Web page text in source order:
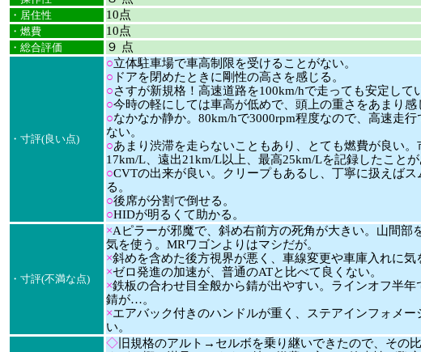
・居住性 10点
・燃費 10点
・総合評価 ９ 点
・寸評(良い点)
○立体駐車場で車高制限を受けることがない。
○ ドアを閉めたときに剛性の高さを感じる。
○さすが新規格！高速道路を100km/hで走っても安定して
○今時の軽にしては車高が低めで、頭上の重さをあまり感
○なかなか静か。80km/hで3000rpm程度なので、高速走行
ない。
○あまり渋滞を走らないこともあり、とても燃費が良い。
17km/L、遠出21km/L以上、最高25km/Lを記録したことが
○CVTの出来が良い。クリープもあるし、丁寧に扱えばス
る。
○後席が分割で倒せる。
○HIDが明るくて助かる。
・寸評(不満な点)
×Aピラーが邪魔で、斜め右前方の死角が大きい。山間部
気を使う。MRワゴンよりはマシだが。
×斜めを含めた後方視界が悪く、車線変更や車庫入れに気
×ゼロ発進の加速が、普通のATと比べて良くない。
×鉄板の合わせ目全般から錆が出やすい。ラインオフ半年
錆が…。
×エアバック付きのハンドルが重く、ステアインフォメー
い。
◇旧規格のアルト→セルボを乗り継いできたので、その